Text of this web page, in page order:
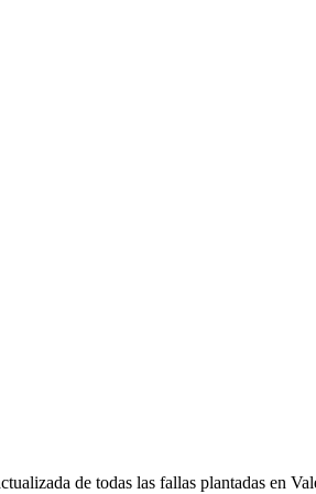
de todas las fallas plantadas en